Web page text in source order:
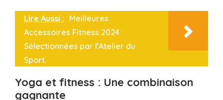
Lire Aussi : Meilleures
Accessoires Fitness 2024 :
Sélectionnées par l'Atelier du
Sport
Yoga et fitness : Une combinaison
gagnante